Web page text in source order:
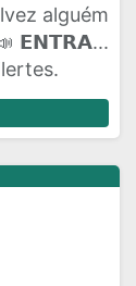
alguém
𝗘𝗡𝗧𝗥𝗔...